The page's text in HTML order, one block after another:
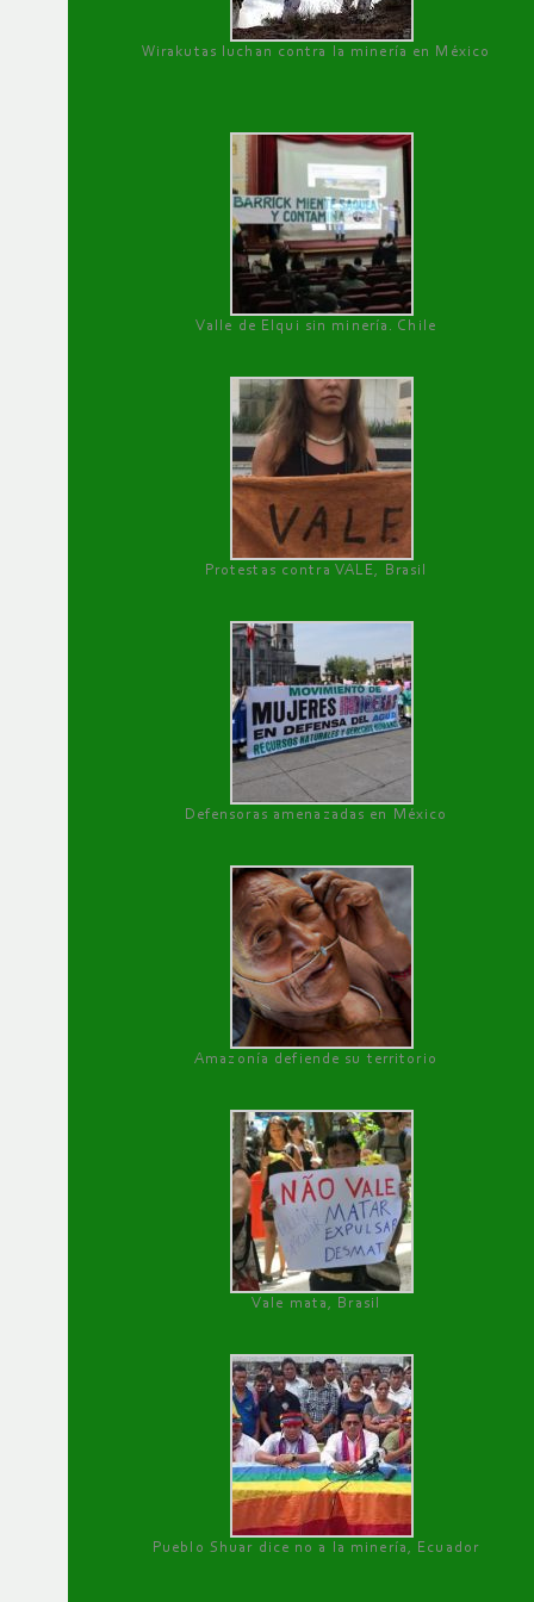
Wirakutas luchan contra la minería en México
Valle de Elqui sin minería. Chile
Protestas contra VALE, Brasil
Defensoras amenazadas en México
Amazonía defiende su territorio
Vale mata, Brasil
Pueblo Shuar dice no a la minería, Ecuador